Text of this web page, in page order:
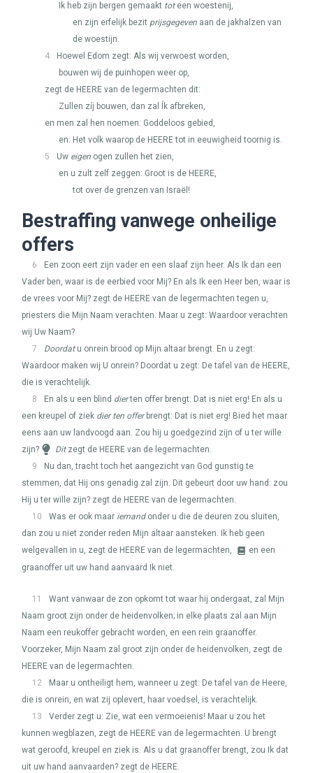
Ik heb zijn bergen gemaakt toteen woestenij,
en zijn erfelijk bezit prijsgegeven aan de jakhalzen van
de woestijn.
4
Hoewel Edom zegt: Als wij verwoest worden,
bouwen wij de puinhopen weer op,
zegt de HEERE van de legermachten dit:
Zullen zíj bouwen, dan zal Ík afbreken,
en men zal hen noemen: Goddeloos gebied,
en: Het volk waarop de HEEREtot in eeuwigheid toornig is.
5
Uw eigen ogen zullen het zien,
en u zult zelf zeggen: Groot is de HEERE,
tot over de grenzen van Israël!
Bestraffing vanwege onheilige
offers
6
Een zoon eert zijn vader en een slaaf zijn heer. Als Ik dan een
Vader ben, waar is de eerbied voor Mij? En als Ik een Heer ben, waar is
de vrees voor Mij? zegt de HEERE van de legermachten tegen u,
priesters die Mijn Naam verachten. Maar u zegt: Waardoor verachten
wij Uw Naam?
7
Doordatu onrein brood op Mijn altaar brengt. En u zegt:
Waardoor maken wij U onrein? Doordat u zegt: De tafel van de HEERE,
die is verachtelijk.
8
En als u een blind dierten offer brengt: Dat is niet erg! En als u
een kreupel of ziek dier ten offerbrengt: Dat is niet erg! Bied het maar
eens aan uw landvoogd aan. Zou hij u goedgezind zijn of u ter wille
zijn?
Ditzegt de HEERE van de legermachten.
9
Nu dan, tracht toch het aangezicht van God gunstig te
stemmen, dat Hij ons genadig zal zijn. Dit gebeurt door uw hand: zou
Hij u ter wille zijn? zegt de HEERE van de legermachten.
10
Was er ook maar iemandonder u die de deuren zou sluiten,
dan zou u niet zonder reden Mijn altaar aansteken. Ik heb geen
welgevallen in u, zegt de HEERE van de legermachten,
en een
graanoffer uit uw hand aanvaard Ik niet.
11
Want vanwaar de zon opkomt tot waar hij ondergaat, zal Mijn
Naam groot zijn onder de heidenvolken; in elke plaats zal aan Mijn
Naam een reukoffer gebracht worden, en een rein graanoffer.
Voorzeker, Mijn Naam zal groot zijn onder de heidenvolken, zegt de
HEERE van de legermachten.
12
Maar u ontheiligt hem, wanneer u zegt: De tafel van de Heere,
die is onrein, en wat zij oplevert, haar voedsel, is verachtelijk.
13
Verder zegt u: Zie, wat een vermoeienis! Maar u zou het
kunnen wegblazen, zegt de HEERE van de legermachten. U brengt
wat geroofd, kreupel en ziek is. Als u dat graanoffer brengt, zou Ik dat
uit uw hand aanvaarden? zegt de HEERE.